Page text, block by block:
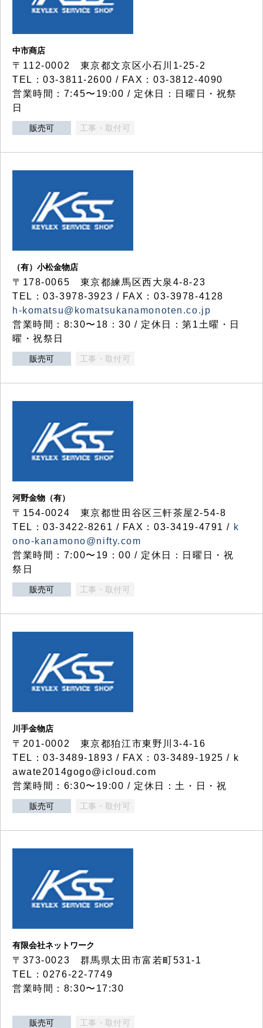
中市商店
〒112-0002 東京都文京区小石川1-25-2
TEL：03-3811-2600 / FAX：03-3812-4090
営業時間：7:45〜19:00 / 定休日：日曜日・祝祭
日
販売可 工事・取付可
（有）小松金物店
〒178-0065 東京都練馬区西大泉4-8-23
TEL：03-3978-3923 / FAX：03-3978-4128
h-komatsu@komatsukanamonoten.co.jp
営業時間：8:30〜18：30 / 定休日：第1土曜・日
曜・祝祭日
販売可 工事・取付可
河野金物（有）
〒154-0024 東京都世田谷区三軒茶屋2-54-8
TEL：03-3422-8261 / FAX：03-3419-4791 / k
ono-kanamono@nifty.com
営業時間：7:00〜19：00 / 定休日：日曜日・祝
祭日
販売可 工事・取付可
川手金物店
〒201-0002 東京都狛江市東野川3-4-16
TEL：03-3489-1893 / FAX：03-3489-1925 / k
awate2014gogo@icloud.com
営業時間：6:30〜19:00 / 定休日：土・日・祝
販売可 工事・取付可
有限会社ネットワーク
〒373-0023 群馬県太田市富若町531-1
TEL：0276-22-7749
営業時間：8:30〜17:30
販売可 工事・取付可